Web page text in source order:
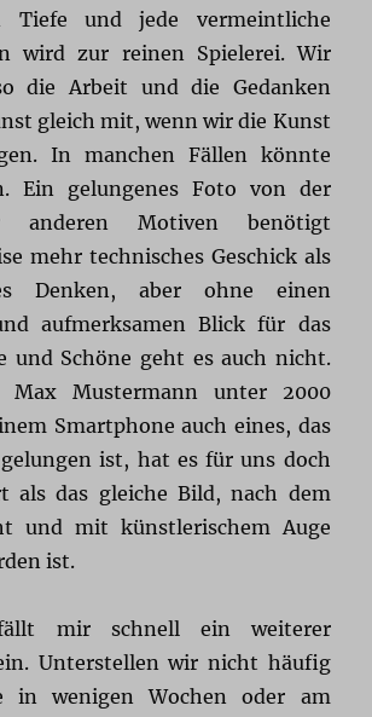
Tiefe und jede vermeintliche
wird zur reinen Spielerei. Wir
die Arbeit und die Gedanken
gleich mit, wenn wir die Kunst
In manchen Fällen könnte
Ein gelungenes Foto von der
anderen Motiven benötigt
mehr technisches Geschick als
Denken, aber ohne einen
aufmerksamen Blick für das
und Schöne geht es auch nicht.
Max Mustermann unter 2000
Smartphone auch eines, das
ist, hat es für uns doch
als das gleiche Bild, nach dem
und mit künstlerischem Auge
ist.
mir schnell ein weiterer
Unterstellen wir nicht häufig
in wenigen Wochen oder am